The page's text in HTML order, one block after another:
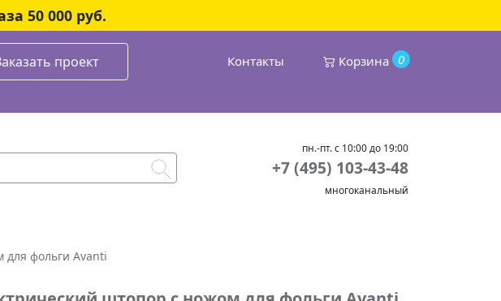
50 000 руб.
проект Контакты 0
Корзина
пн.-пт. с 10:00 до 19:00
+7 (495) 103-43-48
многоканальный
фольги Avanti